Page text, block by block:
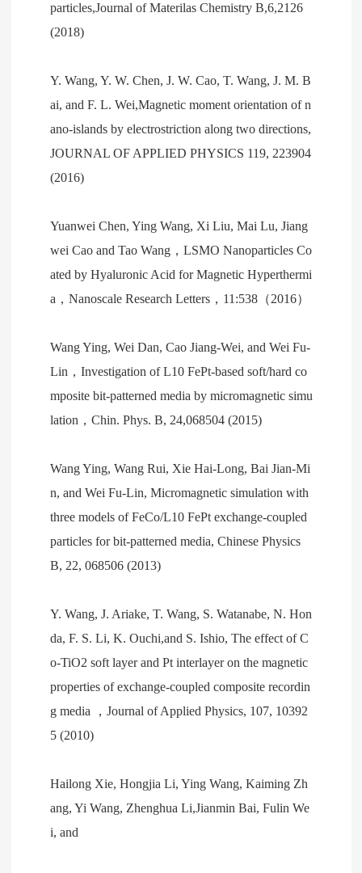
particles,Journal of Materilas Chemistry B,6,2126
(2018)
Y. Wang, Y. W. Chen, J. W. Cao, T. Wang, J. M. B
ai, and F. L. Wei,Magnetic moment orientation of n
ano-islands by electrostriction along two directions,
JOURNAL OF APPLIED PHYSICS 119, 223904
(2016)
Yuanwei Chen, Ying Wang, Xi Liu, Mai Lu, Jiang
wei Cao and Tao Wang，LSMO Nanoparticles Co
ated by Hyaluronic Acid for Magnetic Hyperthermi
a，Nanoscale Research Letters，11:538（2016）
Wang Ying, Wei Dan, Cao Jiang-Wei, and Wei Fu-
Lin，Investigation of L10 FePt-based soft/hard co
mposite bit-patterned media by micromagnetic simu
lation，Chin. Phys. B, 24,068504 (2015)
Wang Ying, Wang Rui, Xie Hai-Long, Bai Jian-Mi
n, and Wei Fu-Lin, Micromagnetic simulation with
three models of FeCo/L10 FePt exchange-coupled
particles for bit-patterned media, Chinese Physics
B, 22, 068506 (2013)
Y. Wang, J. Ariake, T. Wang, S. Watanabe, N. Hon
da, F. S. Li, K. Ouchi,and S. Ishio, The effect of C
o-TiO2 soft layer and Pt interlayer on the magnetic
properties of exchange-coupled composite recordin
g media ，Journal of Applied Physics, 107, 10392
5 (2010)
Hailong Xie, Hongjia Li, Ying Wang, Kaiming Zh
ang, Yi Wang, Zhenghua Li,Jianmin Bai, Fulin We
i, and